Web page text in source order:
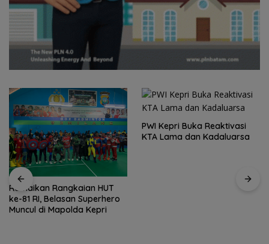
Ramaikan Rangkaian HUT
ke-81 RI, Belasan Superhero
Muncul di Mapolda Kepri
PWI Kepri Buka Reaktivasi
KTA Lama dan Kadaluarsa